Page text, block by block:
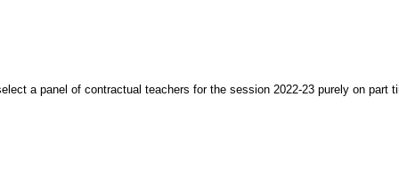
a panel of contractual teachers for the session 2022-23 purely on part